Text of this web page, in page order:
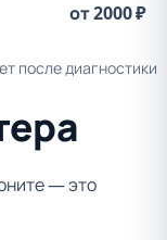
от 2000 ₽
после диагностики
— это